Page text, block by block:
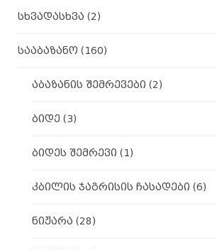
სხვადასხვა (2)
სააბაზანო (160)
აბაზანის შემრევები (2)
ბიდე (3)
ბიდეს შემრევი (1)
კბილის ჯაგრისის ჩასადები (6)
ნიჟარა (28)